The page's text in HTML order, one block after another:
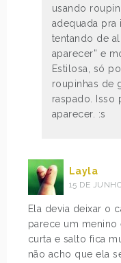
usando
adequada pra
tentando de
aparecer” e
Estilosa, só
roupinhas de
raspado. Isso
aparecer. :s
Layla
15 DE
Ela devia deixar o
parece um
curta e salto fica
não acho que ela